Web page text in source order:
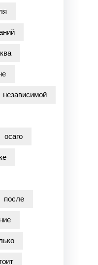
независимой
осаго
после